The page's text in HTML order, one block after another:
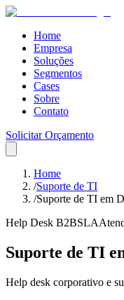
Home
Empresa
Soluções
Segmentos
Cases
Sobre
Contato
Solicitar Orçamento
Home
/Suporte de TI
/Suporte de TI em
Help Desk B2BSLA
Suporte de TI
Help desk corporativo e